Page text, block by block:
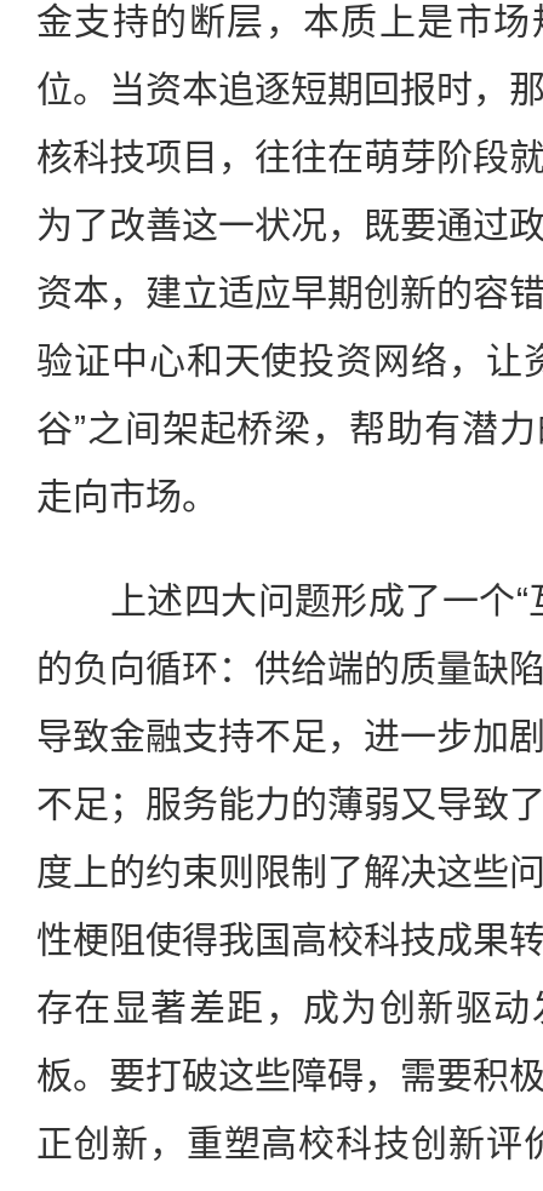
金支持的断层，本质上是市
位。当资本追逐短期回报时，
核科技项目，往往在萌芽阶段
为了改善这一状况，既要通过
资本，建立适应早期创新的容
验证中心和天使投资网络，让
谷”之间架起桥梁，帮助有潜
走向市场。
上述四大问题形成了一个“
的负向循环：供给端的质量缺
导致金融支持不足，进一步加
不足；服务能力的薄弱又导致
度上的约束则限制了解决这些
性梗阻使得我国高校科技成果
存在显著差距，成为创新驱
板。要打破这些障碍，需要积
正创新，重塑高校科技创新评